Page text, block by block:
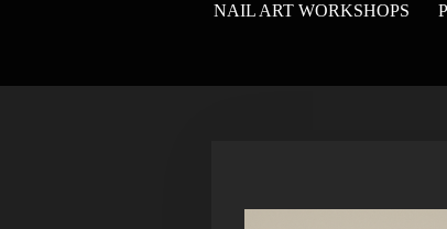
NAIL ART WORKSHOPS